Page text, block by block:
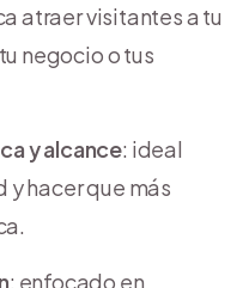
atraer visitantes a tu
negocio o tus
y alcance: ideal
hacer que más
: enfocado en